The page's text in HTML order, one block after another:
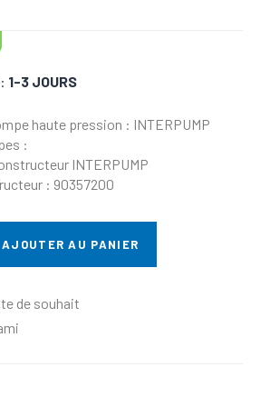
1-3 JOURS
haute pression : INTERPUMP
:
INTERPUMP
: 90357200
AJOUTER AU PANIER
de souhait